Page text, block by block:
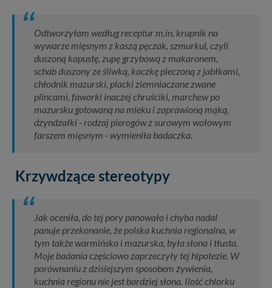
Odtworzyłam według receptur m.in. krupnik na
wywarze mięsnym z kaszą pęczak, szmurkul, czyli
duszoną kapustę, zupę grzybową z makaronem,
schab duszony ze śliwką, kaczkę pieczoną z jabłkami,
chłodnik mazurski, placki ziemniaczane zwane
plincami, faworki inaczej chruściki, marchew po
mazursku gotowaną na mleku i zaprawioną mąką,
dzyndzałki - rodzaj pierogów z surowym wołowym
farszem mięsnym - wymieniła badaczka.
Krzywdzące stereotypy
Jak oceniła, do tej pory panowało i chyba nadal
panuje przekonanie, że polska kuchnia regionalna, w
tym także warmińska i mazurska, była słona i tłusta.
Moje badania częściowo zaprzeczyły tej hipotezie. W
porównaniu z dzisiejszym sposobem żywienia,
kuchnia regionu nie jest bardziej słona. Ilość chlorku